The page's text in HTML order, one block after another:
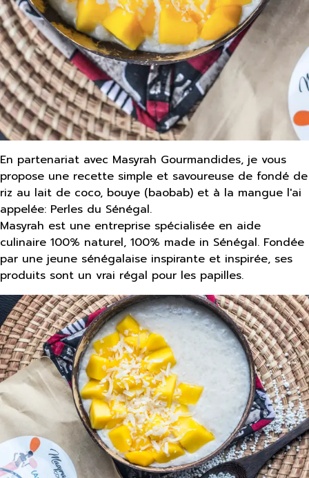
En partenariat avec Masyrah Gourmandides, je vous
propose une recette simple et savoureuse de fondé de
riz au lait de coco, bouye (baobab) et à la mangue l'ai
appelée: Perles du Sénégal.
Masyrah est une entreprise spécialisée en aide
culinaire 100% naturel, 100% made in Sénégal. Fondée
par une jeune sénégalaise inspirante et inspirée, ses
produits sont un vrai régal pour les papilles.